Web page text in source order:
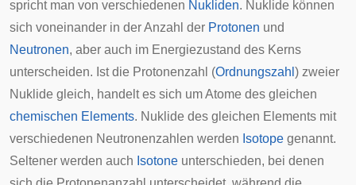
spricht man von verschiedenen Nukliden. Nuklide können
sich voneinander in der Anzahl der Protonen und
Neutronen, aber auch im Energiezustand des Kerns
unterscheiden. Ist die Protonenzahl (Ordnungszahl ) zweier
Nuklide gleich, handelt es sich um Atome des gleichen
chemischen Elements. Nuklide des gleichen Elements mit
verschiedenen Neutronenzahlen werden Isotope genannt.
Seltener werden auch Isotone unterschieden, bei denen